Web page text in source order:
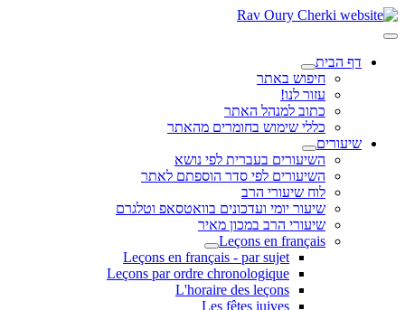
דף הבית
חיפוש באתר
עזור לנו!
כתוב למנהל האתר
כללי שימוש בחומרים מהאתר
שיעורים
השיעורים בעברית לפי נושא
השיעורים לפי סדר הוספתם לאתר
לוח שיעורי הרב
שיעור יומי ועדכונים בוואטסאפ וטלגרם
שיעורי הרב במכון מאיר
Leçons en français
Leçons en français - par sujet
Leçons par ordre chronologique
L'horaire des leçons
Les fêtes juives